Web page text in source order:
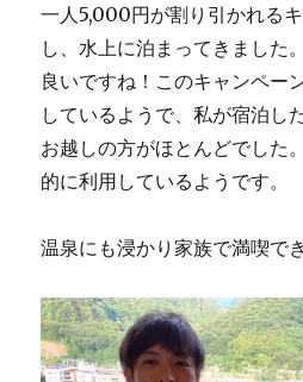
一人5,000円が割り引かれる
し、水上に泊まってきました
良いですね！このキャンペー
しているようで、私が宿泊し
お越しの方がほとんどでした
的に利用しているようです。
温泉にも浸かり家族で満喫で